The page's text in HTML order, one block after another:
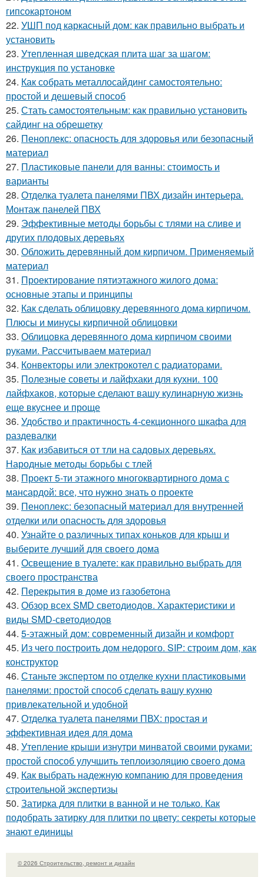
гипсокартоном
22. УШП под каркасный дом: как правильно выбрать и
установить
23. Утепленная шведская плита шаг за шагом:
инструкция по установке
24. Как собрать металлосайдинг самостоятельно:
простой и дешевый способ
25. Стать самостоятельным: как правильно установить
сайдинг на обрешетку
26. Пеноплекс: опасность для здоровья или безопасный
материал
27. Пластиковые панели для ванны: стоимость и
варианты
28. Отделка туалета панелями ПВХ дизайн интерьера.
Монтаж панелей ПВХ
29. Эффективные методы борьбы с тлями на сливе и
других плодовых деревьях
30. Обложить деревянный дом кирпичом. Применяемый
материал
31. Проектирование пятиэтажного жилого дома:
основные этапы и принципы
32. Как сделать облицовку деревянного дома кирпичом.
Плюсы и минусы кирпичной облицовки
33. Облицовка деревянного дома кирпичом своими
руками. Рассчитываем материал
34. Конвекторы или электрокотел с радиаторами.
35. Полезные советы и лайфхаки для кухни. 100
лайфхаков, которые сделают вашу кулинарную жизнь
еще вкуснее и проще
36. Удобство и практичность 4-секционного шкафа для
раздевалки
37. Как избавиться от тли на садовых деревьях.
Народные методы борьбы с тлей
38. Проект 5-ти этажного многоквартирного дома с
мансардой: все, что нужно знать о проекте
39. Пеноплекс: безопасный материал для внутренней
отделки или опасность для здоровья
40. Узнайте о различных типах коньков для крыш и
выберите лучший для своего дома
41. Освещение в туалете: как правильно выбрать для
своего пространства
42. Перекрытия в доме из газобетона
43. Обзор всех SMD светодиодов. Характеристики и
виды SMD-светодиодов
44. 5-этажный дом: современный дизайн и комфорт
45. Из чего построить дом недорого. SIP: строим дом, как
конструктор
46. Станьте экспертом по отделке кухни пластиковыми
панелями: простой способ сделать вашу кухню
привлекательной и удобной
47. Отделка туалета панелями ПВХ: простая и
эффективная идея для дома
48. Утепление крыши изнутри минватой своими руками:
простой способ улучшить теплоизоляцию своего дома
49. Как выбрать надежную компанию для проведения
строительной экспертизы
50. Затирка для плитки в ванной и не только. Как
подобрать затирку для плитки по цвету: секреты которые
знают единицы
© 2026 Строительство, ремонт и дизайн